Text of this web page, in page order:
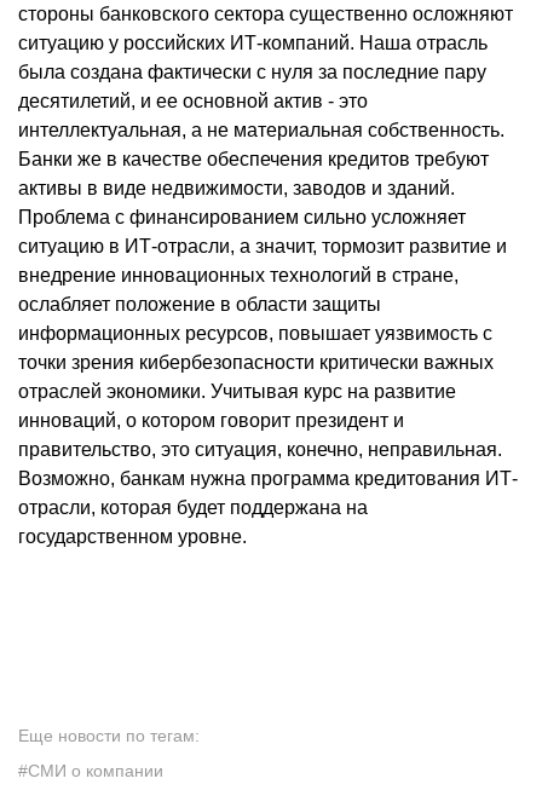
стороны банковского сектора существенно осложняют
ситуацию у российских ИТ-компаний. Наша отрасль
была создана фактически с нуля за последние пару
десятилетий, и ее основной актив - это
интеллектуальная, а не материальная собственность.
Банки же в качестве обеспечения кредитов требуют
активы в виде недвижимости, заводов и зданий.
Проблема с финансированием сильно усложняет
ситуацию в ИТ-отрасли, а значит, тормозит развитие и
внедрение инновационных технологий в стране,
ослабляет положение в области защиты
информационных ресурсов, повышает уязвимость с
точки зрения кибербезопасности критически важных
отраслей экономики. Учитывая курс на развитие
инноваций, о котором говорит президент и
правительство, это ситуация, конечно, неправильная.
Возможно, банкам нужна программа кредитования ИТ-
отрасли, которая будет поддержана на
государственном уровне.
Еще новости по тегам:
#СМИ о компании